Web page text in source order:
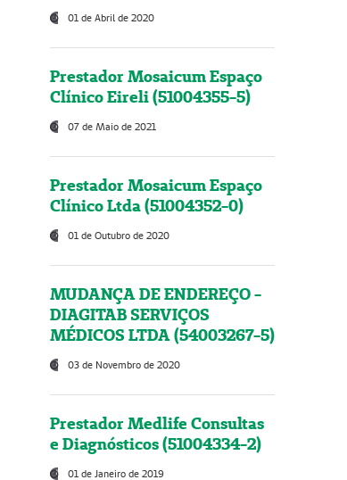
01 de Abril de 2020
Prestador Mosaicum Espaço
Clínico Eireli (51004355-5)
07 de Maio de 2021
Prestador Mosaicum Espaço
Clínico Ltda (51004352-0)
01 de Outubro de 2020
MUDANÇA DE ENDEREÇO -
DIAGITAB SERVIÇOS
MÉDICOS LTDA (54003267-5)
03 de Novembro de 2020
Prestador Medlife Consultas
e Diagnósticos (51004334-2)
01 de Janeiro de 2019